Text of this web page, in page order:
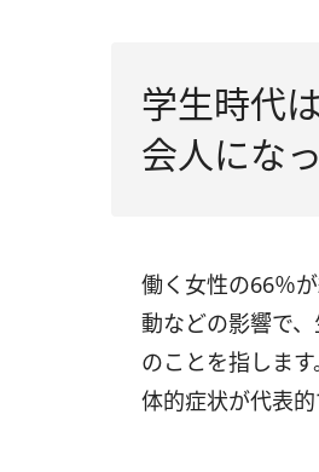
学生時代
会人にな
働く女性の66％
動などの影響で
のことを指しま
体的症状が代表的